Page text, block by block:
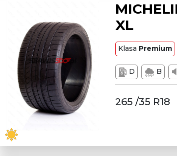
XL
Klasa Premium
D B
265 /35 R18